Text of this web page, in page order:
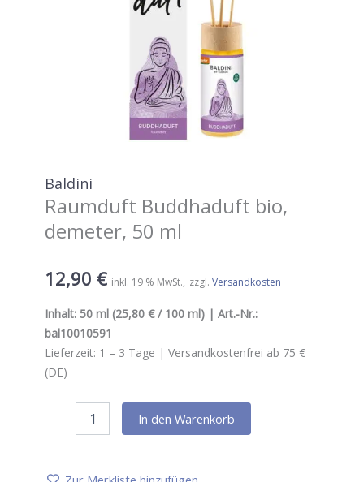
Baldini
Raumduft Buddhaduft bio,
demeter, 50 ml
12,90 € inkl. 19 % MwSt. zzgl. Versandkosten
Inhalt: 50 ml (25,80 € / 100 ml) | Art.-Nr.:
bal10010591
Lieferzeit: 1 – 3 Tage | Versandkostenfrei ab 75 €
(DE)
Raumduft
demeter,
In den Warenkorb